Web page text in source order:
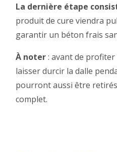
La dernière étape
produit de cure viendra
garantir un béton frais
À noter: avant de
laisser durcir la dalle
pourront aussi être retirés
complet.